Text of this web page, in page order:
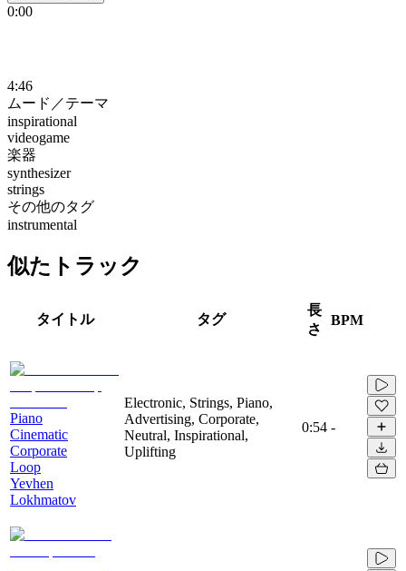
0:00
4:46
ムード／テーマ
inspirational
videogame
楽器
synthesizer
strings
その他のタグ
instrumental
似たトラック
タイトル タグ
長
さ
BPM
Piano
Cinematic
Corporate
Loop
Yevhen
Lokhmatov
Electronic, Strings, Piano,
Advertising, Corporate,
Neutral, Inspirational,
Uplifting
0:54 -